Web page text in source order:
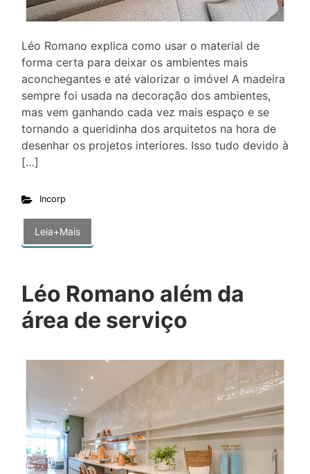
Léo Romano explica como usar o material de
forma certa para deixar os ambientes mais
aconchegantes e até valorizar o imóvel A madeira
sempre foi usada na decoração dos ambientes,
mas vem ganhando cada vez mais espaço e se
tornando a queridinha dos arquitetos na hora de
desenhar os projetos interiores. Isso tudo devido à
[…]
Incorp
Leia+Mais
Léo Romano além da
área de serviço